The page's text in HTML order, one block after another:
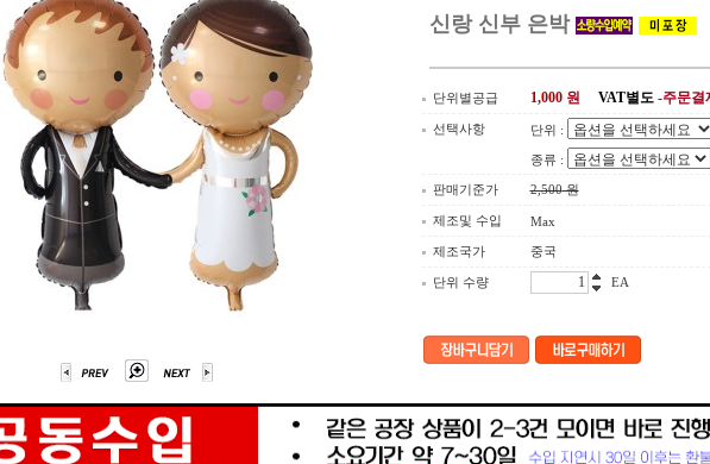
신랑 신부 은박
단위별공급 1,000원 VAT별도-주문결
선택사항 단위 :
종류 :
판매기준가 2,500원
제조및 수입 Max
제조국가 중국
단위 수량 EA